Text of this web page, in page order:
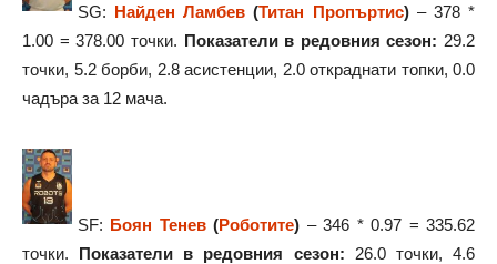
SG: Найден Ламбев (Титан Пропъртис)– 378 *
1.00 = 378.00 точки. Показатели в редовния сезон: 29.2
точки, 5.2 борби, 2.8 асистенции, 2.0 откраднати топки, 0.0
чадъра за 12 мача.
SF: Боян Тенев(Роботите) – 346 * 0.97 = 335.62
точки. Показатели в редовния сезон: 26.0 точки, 4.6